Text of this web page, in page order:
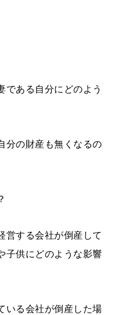
である自分にどのよう
分の財産も無くなるの
営する会社が倒産して
子供にどのような影響
いる会社が倒産した場